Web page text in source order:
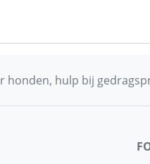
hulp bij